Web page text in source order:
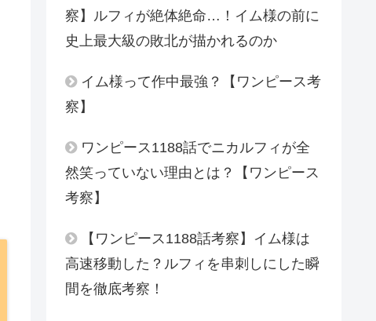
察】ルフィが絶体絶命…！イム様の前に
史上最大級の敗北が描かれるのか
イム様って作中最強？【ワンピース考
察】
ワンピース1188話でニカルフィが全
然笑っていない理由とは？【ワンピース
考察】
【ワンピース1188話考察】イム様は
高速移動した？ルフィを串刺しにした瞬
間を徹底考察！